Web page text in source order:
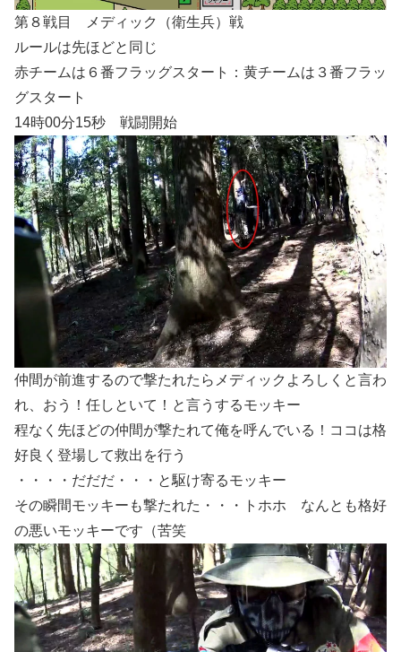
第８戦目 メディック（衛生兵）戦
ルールは先ほどと同じ
赤チームは６番フラッグスタート：黄チームは３番フラッ
グスタート
14時00分15秒 戦闘開始
仲間が前進するので撃たれたらメディックよろしくと言わ
れ、おう！任しといて！と言うするモッキー
程なく先ほどの仲間が撃たれて俺を呼んでいる！ココは格
好良く登場して救出を行う
・・・・だだだ・・・と駆け寄るモッキー
その瞬間モッキーも撃たれた・・・トホホ なんとも格好
の悪いモッキーです（苦笑